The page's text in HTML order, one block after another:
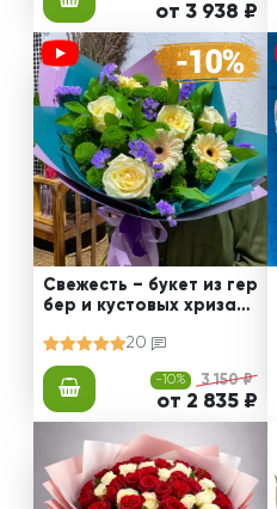
от 3 938 ₽
Свежесть – букет из гер
бер и кустовых хризант
20
-10% 3 150 ₽
от 2 835 ₽